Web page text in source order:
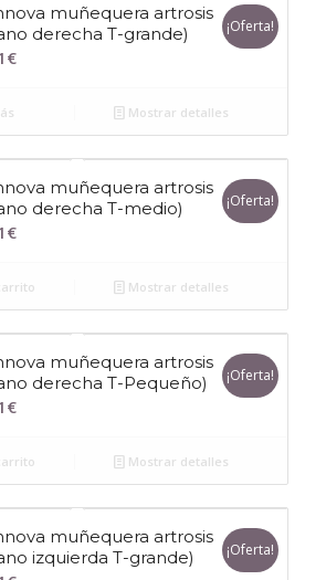
muñequera artrosis
derecha T-grande)
€El
es:
15,41€.
¡Oferta!
Mostrar detalles
muñequera artrosis
derecha T-medio)
€El
actual
es:
15,41€.
¡Oferta!
Mostrar detalles
muñequera artrosis
derecha T-Pequeño)
€El
actual
es:
15,41€.
¡Oferta!
Mostrar detalles
muñequera artrosis
izquierda T-grande)
¡Oferta!